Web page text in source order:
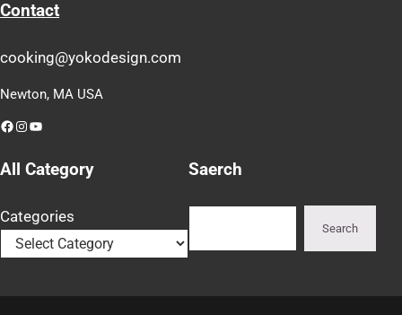
Contact
cooking@yokodesign.com
Newton, MA USA
Facebook
Instagram
YouTube
All Category
Categories
Saerch
Search